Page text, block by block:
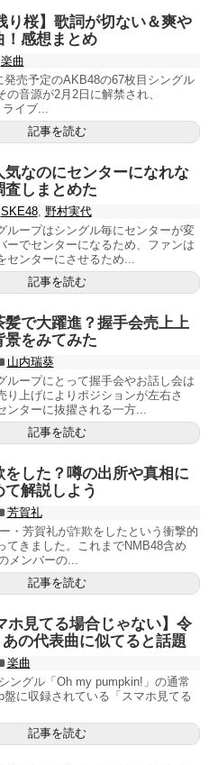
り桜】歌詞が切ない＆爽や
！感想まとめ
楽曲
発売予定のAKB48の67枚目シングル
の音源が2月2日に解禁され、
ライブ...
記事を読む
気なのにセンターになれな
査しまとめた
SKE48, 野村実代
ループはシングル毎にセンターが変
ーでセンターになるため、ファンは
センターにさせるため...
記事を読む
髪で大躍進？握手会売上上
景をみてみた
山内瑞葵
ループにとって握手会やお話し会は
り上げによりポジションが左右さ
ンターに抜擢される一方...
記事を読む
をした？噂の出所や真相に
解説しよう
芳賀礼
・芳賀礼が詐欺をしたという衝撃的
てきました。これまでNMB48含め
メンバーの...
記事を読む
ホ見てる場合じゃない】令
の代表曲に似てると話題
楽曲
ングル「Oh my pumpkin!」の通常
に収録されている「スマホ見てる
記事を読む